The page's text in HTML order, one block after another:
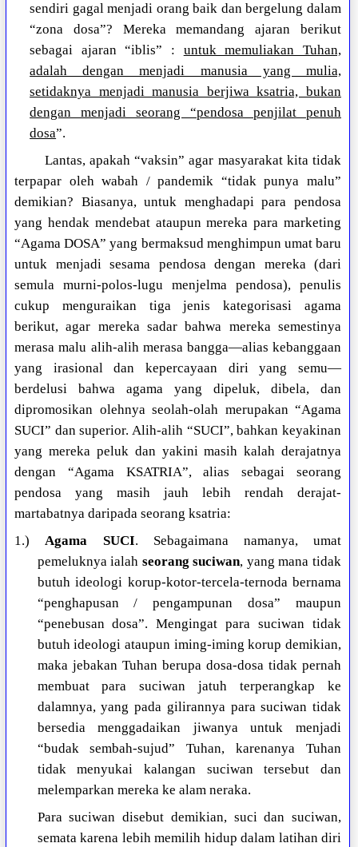
sendiri gagal menjadi orang baik dan bergelung dalam
“zona dosa”? Mereka memandang ajaran berikut
sebagai ajaran “iblis” : untuk memuliakan Tuhan,
adalah dengan menjadi manusia yang mulia,
setidaknya menjadi manusia berjiwa ksatria, bukan
dengan menjadi seorang “pendosa penjilat penuh
dosa”.
Lantas, apakah “vaksin” agar masyarakat kita tidak
terpapar oleh wabah / pandemik “tidak punya malu”
demikian? Biasanya, untuk menghadapi para pendosa
yang hendak mendebat ataupun mereka para marketing
“Agama DOSA” yang bermaksud menghimpun umat baru
untuk menjadi sesama pendosa dengan mereka (dari
semula murni-polos-lugu menjelma pendosa), penulis
cukup menguraikan tiga jenis kategorisasi agama
berikut, agar mereka sadar bahwa mereka semestinya
merasa malu alih-alih merasa bangga—alias kebanggaan
yang irasional dan kepercayaan diri yang semu—
berdelusi bahwa agama yang dipeluk, dibela, dan
dipromosikan olehnya seolah-olah merupakan “Agama
SUCI” dan superior. Alih-alih “SUCI”, bahkan keyakinan
yang mereka peluk dan yakini masih kalah derajatnya
dengan “Agama KSATRIA”, alias sebagai seorang
pendosa yang masih jauh lebih rendah derajat-
martabatnya daripada seorang ksatria:
1.)Agama SUCI. Sebagaimana namanya, umat
pemeluknya ialah seorang suciwan, yang mana tidak
butuh ideologi korup-kotor-tercela-ternoda bernama
“penghapusan / pengampunan dosa” maupun
“penebusan dosa”. Mengingat para suciwan tidak
butuh ideologi ataupun iming-iming korup demikian,
maka jebakan Tuhan berupa dosa-dosa tidak pernah
membuat para suciwan jatuh terperangkap ke
dalamnya, yang pada gilirannya para suciwan tidak
bersedia menggadaikan jiwanya untuk menjadi
“budak sembah-sujud” Tuhan, karenanya Tuhan
tidak menyukai kalangan suciwan tersebut dan
melemparkan mereka ke alam neraka.
Para suciwan disebut demikian, suci dan suciwan,
semata karena lebih memilih hidup dalam latihan diri